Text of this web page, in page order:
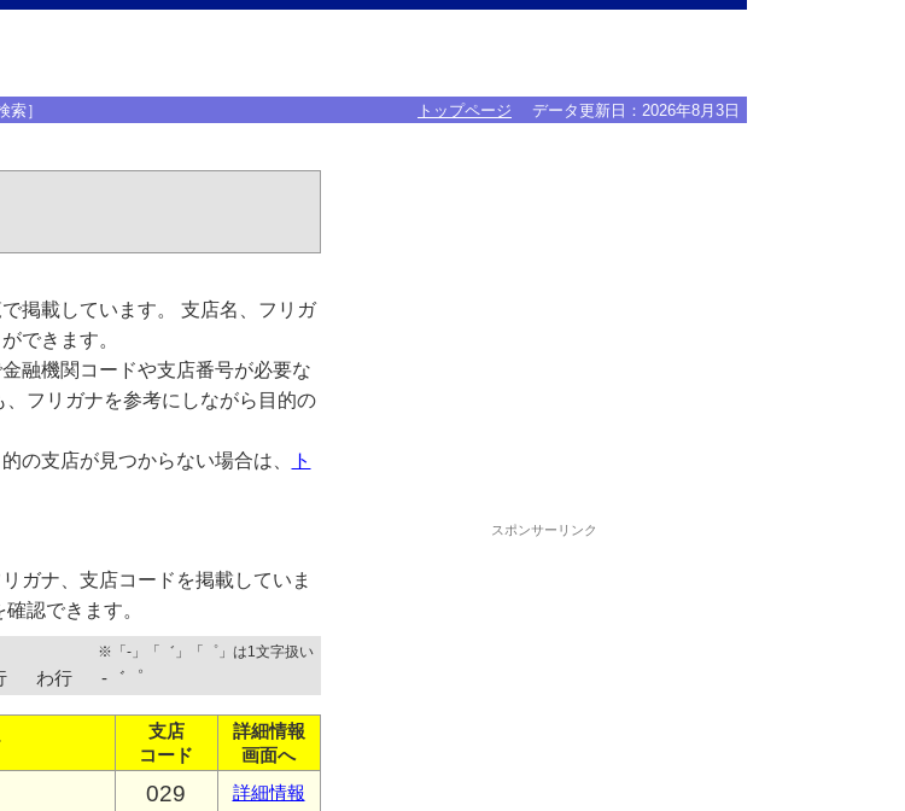
］ トップページ データ更新日： 2026年8月3日
掲載しています。 支店名、フリガ
できます。
融機関コードや支店番号が必要な
フリガナを参考にしながら目的の
の支店が見つからない場合は、
ト
ガナ、支店コードを掲載していま
認できます。
※「-」「゛」「゜」は1文字扱い
わ行 -゛゜
支店
コード
詳細情報
画面へ
029 詳細情報
スポンサーリンク